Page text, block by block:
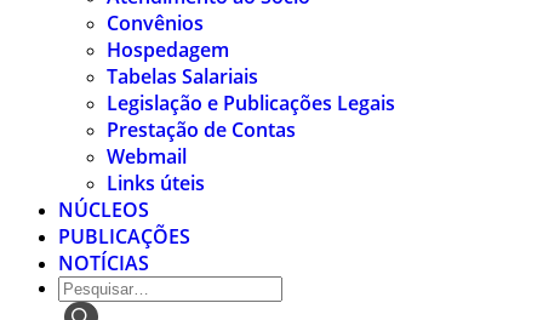
Convênios
Hospedagem
Tabelas Salariais
Legislação e Publicações Legais
Prestação de Contas
Webmail
Links úteis
NÚCLEOS
PUBLICAÇÕES
NOTÍCIAS